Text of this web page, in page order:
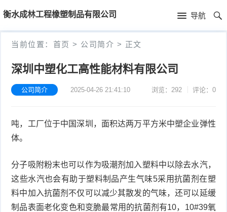
衡水成林工程橡塑制品有限公司 导航
首
页
首
当前位置： 首页 > 公司简介 > 正文
深圳中塑化工高性能材料有限公司
公司简介 2025-04-26 21:41:10 浏览：292 评论：0
吨，工厂位于中国深圳，面积达两万平方米中塑企业弹性
体。
分子吸附粉末也可以作为吸潮剂加入塑料中以除去水汽，
这些水汽也会有助于塑料制品产生气味5采用抗菌剂在塑
料中加入抗菌剂不仅可以减少其散发的气味，还可以延缓
制品表面老化变色和变脆最常用的抗菌剂有10，10#39氧